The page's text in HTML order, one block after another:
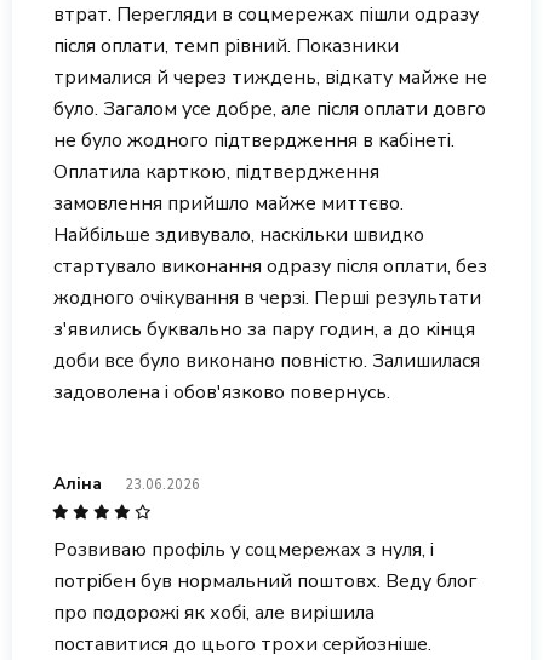
втрат. Перегляди в соцмережах пішли одразу
після оплати, темп рівний. Показники
трималися й через тиждень, відкату майже не
було. Загалом усе добре, але після оплати довго
не було жодного підтвердження в кабінеті.
Оплатила карткою, підтвердження
замовлення прийшло майже миттєво.
Найбільше здивувало, наскільки швидко
стартувало виконання одразу після оплати, без
жодного очікування в черзі. Перші результати
з'явились буквально за пару годин, а до кінця
доби все було виконано повністю. Залишилася
задоволена і обов'язково повернусь.
Аліна 23.06.2026
Розвиваю профіль у соцмережах з нуля, і
потрібен був нормальний поштовх. Веду блог
про подорожі як хобі, але вирішила
поставитися до цього трохи серйозніше.